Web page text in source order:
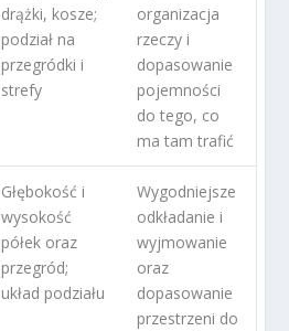
drążki, kosze;
podział na
przegródki i
strefy
organizacja
rzeczy i
dopasowanie
pojemności
do tego, co
ma tam trafić
Głębokość i
wysokość
półek oraz
przegród;
układ podziału
Wygodniejsze
odkładanie i
wyjmowanie
oraz
dopasowanie
przestrzeni do